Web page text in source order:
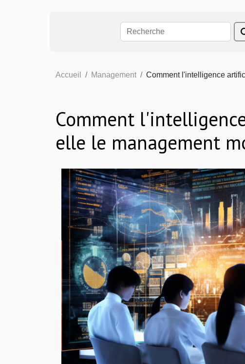
Accueil Management Comment l'intelligence
Comment
elle le management